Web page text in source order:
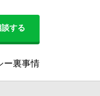
する
ー裏事情